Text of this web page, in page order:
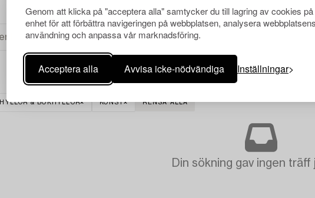
Genom att klicka på "acceptera alla" samtycker du till lagring av cookies
enhet för att förbättra navigeringen på webbplatsen, analysera
användning och anpassa vår marknadsföring.
Acceptera alla Avvisa icke-nödvändiga Inställningar
HYLLOR & BOKHYLLOR KONST RENSA ALLA
Din sökning gav ingen träff